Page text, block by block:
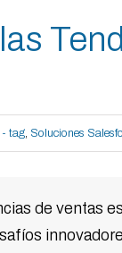
- tag, Soluciones
de ventas